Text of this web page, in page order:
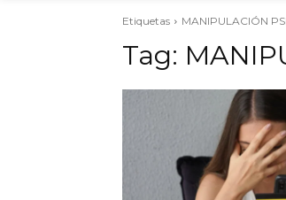
Etiquetas MANIPULACIÓN
Tag: